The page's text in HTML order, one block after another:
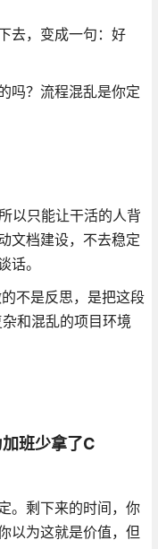
去，变成一句：好
吗？流程混乱是你定
以只能让干活的人背
文档建设，不去稳定
话。
不是反思，是把这段
和混乱的项目环境
班少拿了C
。剩下来的时间，你
以为这就是价值，但